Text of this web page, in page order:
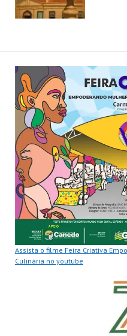
Assista o filme Feira Criativa
Culinária no youtube